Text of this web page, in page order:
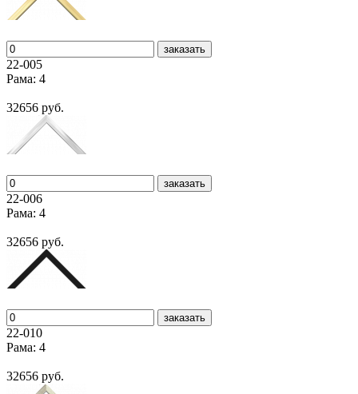
заказать
22-005
Рама: 4
32656 руб.
заказать
22-006
Рама: 4
32656 руб.
заказать
22-010
Рама: 4
32656 руб.